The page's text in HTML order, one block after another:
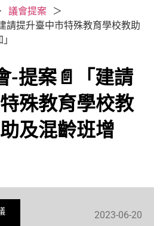
議會提案 ＞
提升臺中市特殊教育學校教助
-提案📄「建請
殊教育學校教
及混齡班增
2023-06-20